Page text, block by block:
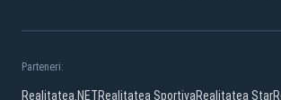
Parteneri:
Realitatea.NETRealitatea SportivaRealitatea Star